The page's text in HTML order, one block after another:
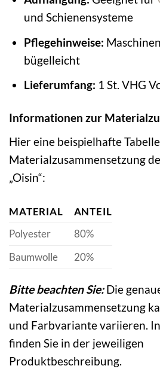
und Schienensysteme
Pflegehinweise:
bügelleicht
Lieferumfang: 1 St. VHG
Informationen zur
Hier eine beispielhafte
Materialzusammensetzung
„Oisin“:
MATERIAL
ANTEIL
Polyester
80%
Baumwolle
20%
Bitte beachten Sie:Die
Materialzusammensetzung
und Farbvariante variieren.
finden Sie in der jeweiligen
Produktbeschreibung.